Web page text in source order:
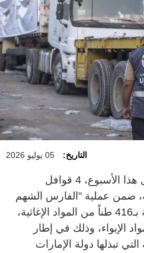
التاريخ: 05 يوليو 2026
دخلت إلى قطاع غزة خلال هذا الأسبوع، 4 قوافل
ضمن عملية "الفارس الشهم
3"، تضم 47 شاحنة محملة بـ416 طناً من المواد الإغاثية،
الإيواء، وذلك في إطار
تبذلها دولة الإمارات